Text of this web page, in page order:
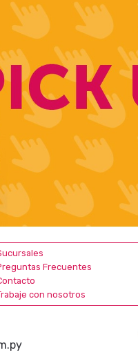
Frecuentes
con nosotros